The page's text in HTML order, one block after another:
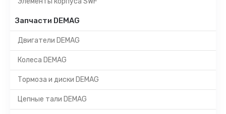
Запчасти DEMAG
Двигатели DEMAG
Колеса DEMAG
Тормоза и диски DEMAG
Цепные тали DEMAG